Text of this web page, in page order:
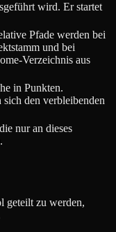
wird. Er startet
Pfade werden bei
und bei
Verzeichnis aus
in Punkten.
sich den verbleibenden
nur an dieses
geteilt zu werden,